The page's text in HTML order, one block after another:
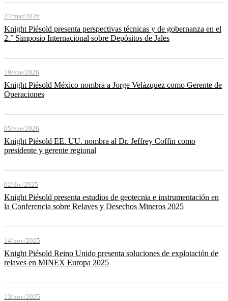
27/mar/2026
Knight Piésold presenta perspectivas técnicas y de gobernanza en el
2.° Simposio Internacional sobre Depósitos de Jales
19/ene/2026
Knight Piésold México nombra a Jorge Velázquez como Gerente de
Operaciones
05/ene/2026
Knight Piésold EE. UU. nombra al Dr. Jeffrey Coffin como
presidente y gerente regional
02/dic/2025
Knight Piésold presenta estudios de geotecnia e instrumentación en
la Conferencia sobre Relaves y Desechos Mineros 2025
14/nov/2025
Knight Piésold Reino Unido presenta soluciones de explotación de
relaves en MINEX Europa 2025
13/nov/2025